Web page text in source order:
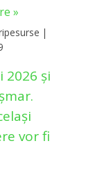
»
|
2026 și
vor fi